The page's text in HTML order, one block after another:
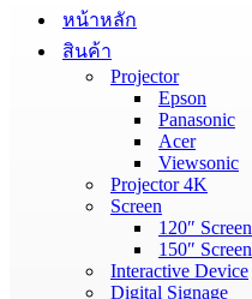
หน้าหลัก
สินค้า
Projector
Epson
Panasonic
Acer
Viewsonic
Projector 4K
Screen
120″ Screen
150″ Screen
Interactive Device
Digital Signage